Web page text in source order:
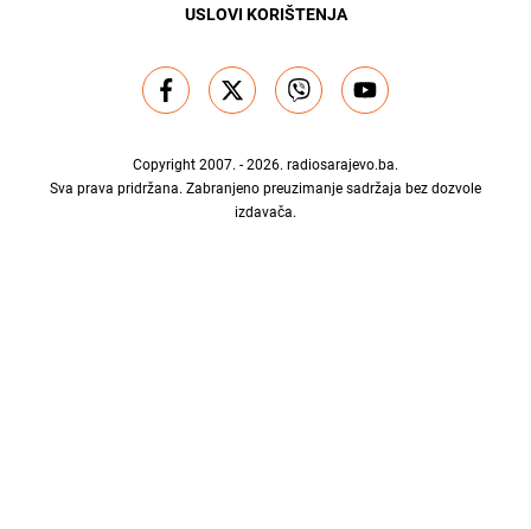
USLOVI KORIŠTENJA
Copyright 2007. - 2026. radiosarajevo.ba.
Sva prava pridržana. Zabranjeno preuzimanje sadržaja bez dozvole
izdavača.